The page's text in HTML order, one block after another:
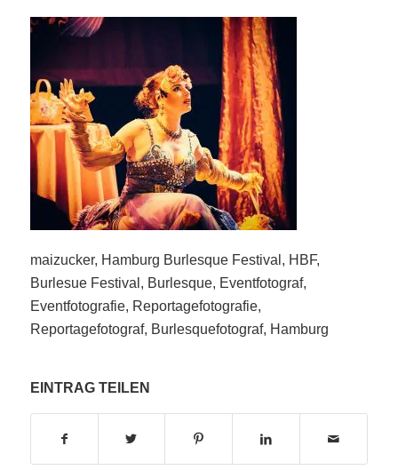
maizucker, Hamburg Burlesque Festival, HBF,
Burlesue Festival, Burlesque, Eventfotograf,
Eventfotografie, Reportagefotografie,
Reportagefotograf, Burlesquefotograf, Hamburg
EINTRAG TEILEN